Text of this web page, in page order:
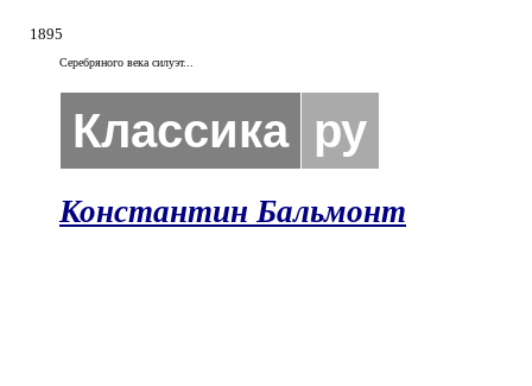
1895
Серебряного века силуэт...
Классика ру
Константин Бальмонт